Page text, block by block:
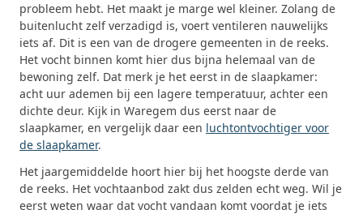
probleem hebt. Het maakt je marge wel kleiner. Zolang de
buitenlucht zelf verzadigd is, voert ventileren nauwelijks
iets af. Dit is een van de drogere gemeenten in de reeks.
Het vocht binnen komt hier dus bijna helemaal van de
bewoning zelf. Dat merk je het eerst in de slaapkamer:
acht uur ademen bij een lagere temperatuur, achter een
dichte deur. Kijk in Waregem dus eerst naar de
slaapkamer, en vergelijk daar een luchtontvochtiger voor
de slaapkamer.
Het jaargemiddelde hoort hier bij het hoogste derde van
de reeks. Het vochtaanbod zakt dus zelden echt weg. Wil je
eerst weten waar dat vocht vandaan komt voordat je iets